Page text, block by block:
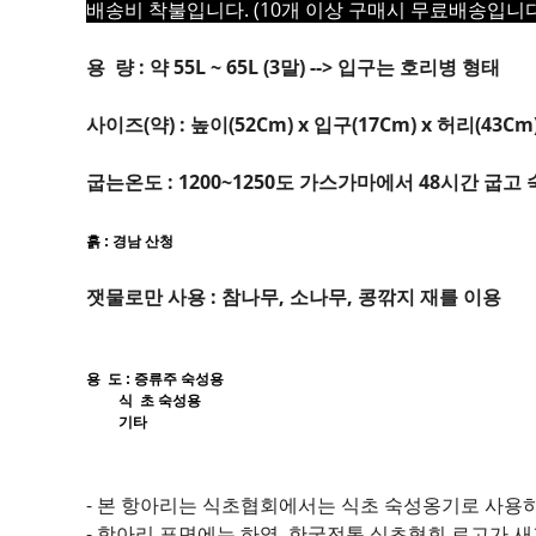
배송비 착불입니다. (10개 이상 구매시 무료배송입니
용 량 : 약 55L ~ 65L (3말) --> 입구는 호리병 형태
사이즈(약) : 높이(52Cm) x 입구(17Cm) x 허리
굽는온도 : 1200~1250도 가스가마에서 48시간 굽고
흙 : 경남 산청
잿물로만 사용 : 참나무, 소나무, 콩깎지 재를 이용
용 도 : 증류주 숙성용
식 초 숙성용
기타
- 본 항아리는 식초협회에서는 식초 숙성옹기로 사용